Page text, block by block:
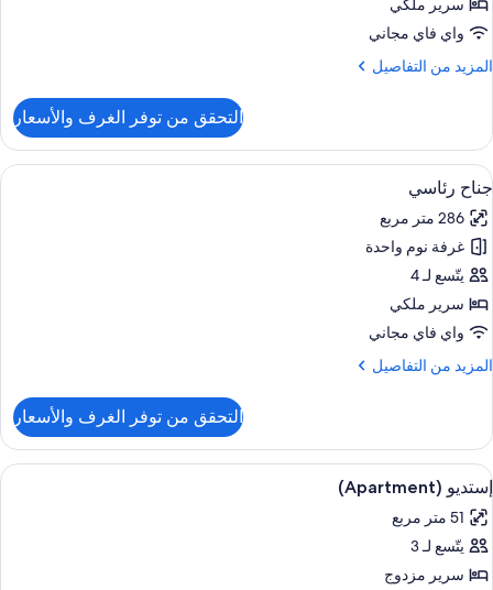
سرير ملكي
واي فاي مجاني
المزيد من التفاصيل
المزيد
جناح
التحقق من توفر الغرف والأسعار
استعراض
جميع
صور
جناح
رئاسي
9
جناح رئاسي
286 متر مربع
غرفة نوم واحدة
يتّسع لـ 4
سرير ملكي
واي فاي مجاني
المزيد من التفاصيل
المزيد
جناح
رئاسي
التحقق من توفر الغرف والأسعار
استعراض
جميع
صور
إستديو
(Apartment)
9
إستديو (Apartment)
51 متر مربع
يتّسع لـ 3
سرير مزدوج